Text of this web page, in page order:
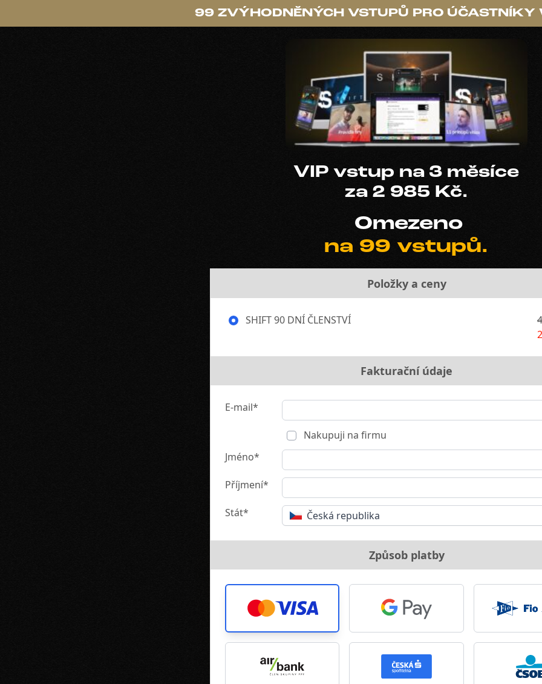
99 ZVÝHODNĚNÝCH VSTUPŮ PRO ÚČASTNÍKY
VIP vstup na 3 měsíce
za 2 985 Kč.
Omezeno
na 99 vstupů.
Položky a ceny
SHIFT 90 DNÍ ČLENSTVÍ
Fakturační údaje
E-mail*
Nakupuji na firmu
Jméno*
Příjmení*
Stát* Česká republika
Způsob platby